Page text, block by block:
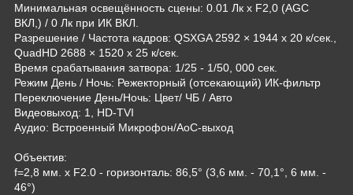
Минимальная освещённость сцены: 0.01 Лк х F2,0 (AGC
ВКЛ,) / 0 Лк при ИК ВКЛ.
Разрешение / Частота кадров: QSXGA 2592 × 1944 х 20 к/сек.,
QuadHD 2688 × 1520 х 25 к/сек.
Время срабатывания затвора: 1/25 - 1/50, 000 сек.
Режим День / Ночь: Режекторный (отсекающий) ИК-фильтр
Переключение День/Ночь: Цвет/ ЧБ / Авто
Видеовыход: 1, HD-TVI
Аудио: Встроенный Микрофон/AoC-выход
Объектив:
f=2,8 мм. х F2.0 - горизонталь: 86,5° (3,6 мм. - 70,1°, 6 мм. -
46°)